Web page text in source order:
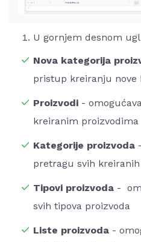
U gornjem desnom
Nova kategorija
pristup kreiranju nove
Proizvodi -
kreiranim proizvodima
Kategorije proizvoda
pretragu svih
Tipovi proizvoda -
svih tipova proizvoda
Liste proizvoda -